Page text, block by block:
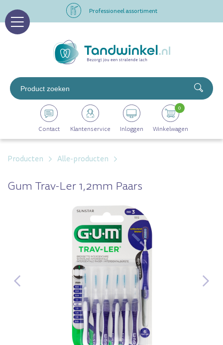
Professioneel assortiment
Op werkdagen voor 16.00 uur besteld, morgen in huis
Professioneel assortiment
Altijd op voorraad
Contact Klantenservice Inloggen Winkelwagen
0
Producten Alle-producten
Gum Trav-Ler 1,2mm Paars